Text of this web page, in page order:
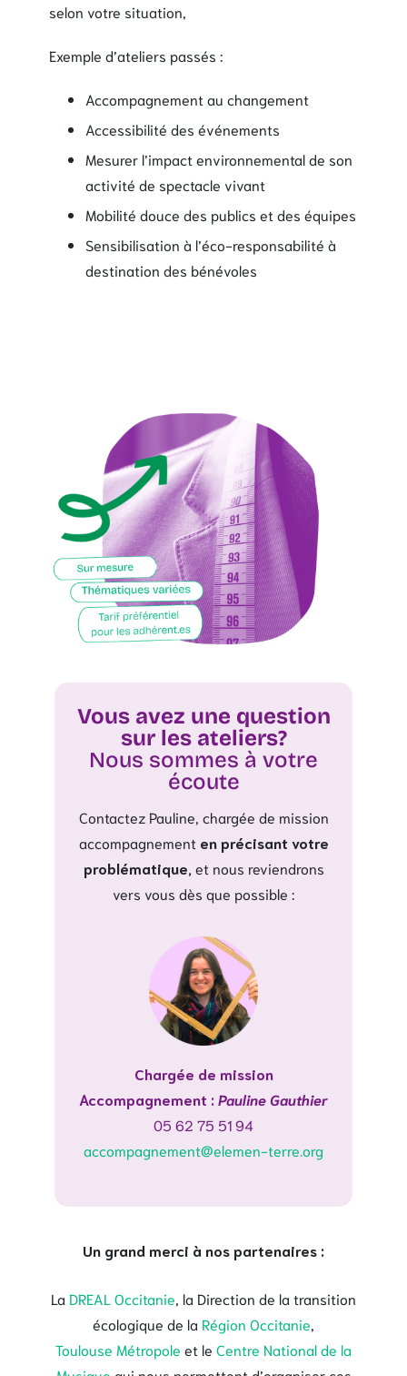
selon votre situation,
Exemple d’ateliers passés :
Accompagnement au changement
Accessibilité des événements
Mesurer l’impact environnemental de son
activité de spectacle vivant
Mobilité douce des publics et des équipes
Sensibilisation à l’éco-responsabilité à
destination des bénévoles
Vous avez une question
sur les ateliers?
Nous sommes à votre
écoute
Contactez Pauline, chargée de mission
accompagnement en précisant votre
problématique, et nous reviendrons
vers vous dès que possible :
Chargée de mission
Accompagnement : Pauline Gauthier
05 62 75 51 94
accompagnement@elemen-terre.org
Un grand merci à nos partenaires :
La DREAL Occitanie , la Direction de la transition
écologique de la Région Occitanie
Toulouse Métropole et le Centre National de la